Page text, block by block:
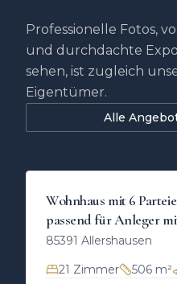
Professionelle Fotos,
und durchdachte
sehen, ist zugleich
Eigentümer.
Alle
Wohnhaus mit 6
passend für Anleger
85391 Allershausen
21 Zimmer 506 m²